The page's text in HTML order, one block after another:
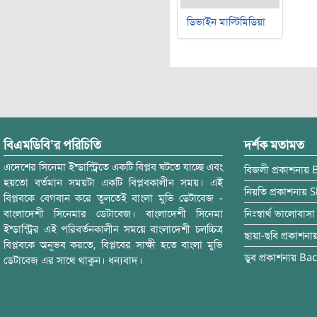
ডিভাইন মাল্টিমিডিয়া
বিএমডিবি’র পরিচিতি
এদেশের সিনেমা ইন্ডাস্ট্রিতে একটি বিপ্লব ঘটতে যাচ্ছে এবং
হয়তো বর্তমান সময়টা একটি বিপ্লবকালীন সময়। এই
বিপ্লবকে বেগবান করে তুলতেই বাংলা মুভি ডেটাবেজ -
বাংলাদেশী সিনেমার ডেটাবেজ। বাংলাদেশী সিনেমা
ইন্ডাস্ট্রির এই পরিবর্তনকালীন সময়ে বাংলাদেশী চলচ্চিত্র
বিপ্লবকে অনুভব করতে, বিপ্লবের সাক্ষী হতে বাংলা মুভি
ডেটাবেজ এর সাথে থাকুন। ধন্যবাদ।
দর্শক মতামত
বিজলী প্রকাশনায়
নিয়তি প্রকাশনায়
নিঃস্বার্থ ভালোবাসা
ছায়া-ছবি
ডুব প্রকাশনায়